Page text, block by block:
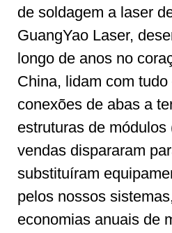
de soldagem a laser
GuangYao Laser,
longo de anos no
China, lidam com
conexões de abas a
estruturas de
vendas dispararam
substituíram
pelos nossos
economias anuais de